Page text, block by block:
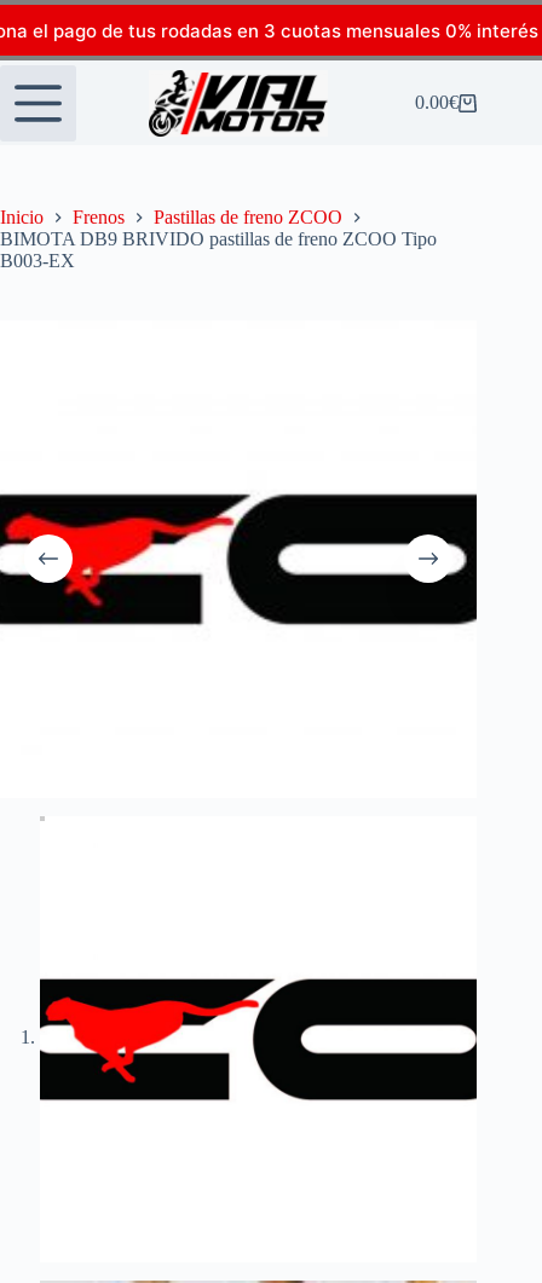
el pago de tus rodadas en 3 cuotas mensuales 0% interés
0.00€
Inicio Frenos
Pastillas de freno ZCOO
BIMOTA DB9 BRIVIDO pastillas de freno ZCOO Tipo
B003-EX